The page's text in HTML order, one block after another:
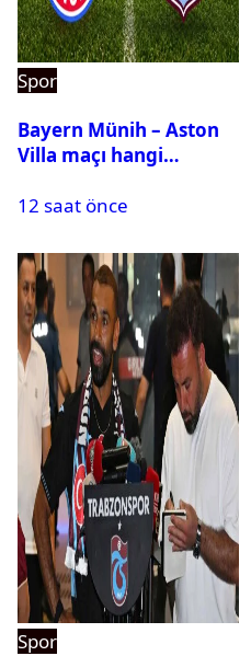
Spor
Bayern Münih – Aston
Villa maçı hangi
saat kaçta oynanacak?
12 saat önce
Spor